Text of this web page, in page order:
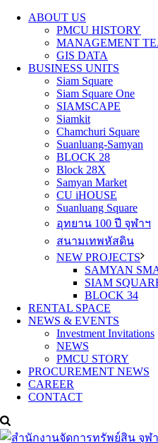
ABOUT US
PMCU HISTORY
MANAGEMENT
GIS DATA
BUSINESS UNITS
Siam Square
Siam Square One
SIAMSCAPE
Siamkit
Chamchuri Square
Suanluang-Samyan
BLOCK 28
Block 28X
Samyan Market
CU iHOUSE
Suanluang Square
อุทยาน 100 ปี จุฬาฯ
สนามเทพหัสดิน
NEW PROJECTS
SAMYAN
SIAM
BLOCK 34
RENTAL SPACE
NEWS & EVENTS
Investment Invitations
NEWS
PMCU STORY
PROCUREMENT NEWS
CAREER
CONTACT